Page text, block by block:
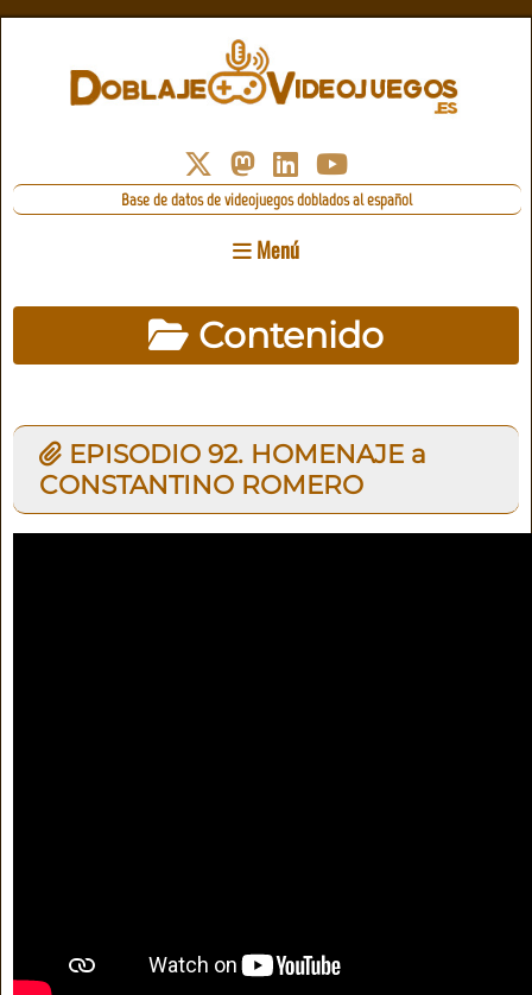
Base de datos de videojuegos doblados al español
Menú
Contenido
EPISODIO 92. HOMENAJE a
CONSTANTINO ROMERO